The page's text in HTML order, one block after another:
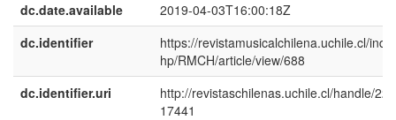
dc.date.available
2019-04-03T16:00:18Z
dc.identifier
https://revistamusicalchilena.uchile.cl/
hp/RMCH/article/view/688
dc.identifier.uri
http://revistaschilenas.uchile.cl/handle/
17441